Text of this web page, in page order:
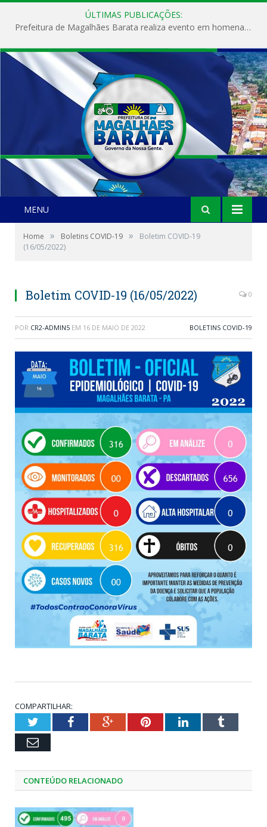
ÚLTIMAS PUBLICAÇÕES:
Prefeitura de Magalhães Barata realiza evento em homenagem ao Dia Internacional da Mulher
MENU
Home » Boletins COVID-19 »
Boletim COVID-19
(16/05/2022)
Boletim COVID-19 (16/05/2022) 0
POR CR2-ADMIN5 EM 16 DE MAIO DE 2022 BOLETINS COVID-19
COMPARTILHAR:
TwitterFacebookGoogle+PinterestLinkedInTumblr
Email
CONTEÚDO RELACIONADO